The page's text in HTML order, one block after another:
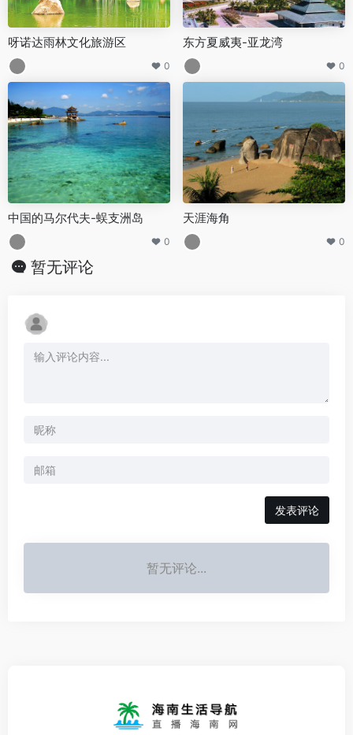
呀诺达雨林文化旅游区
0
东方夏威夷-亚龙湾
0
中国的马尔代夫-蜈支洲岛
0
天涯海角
0
暂无评论
发表评论
暂无评论...